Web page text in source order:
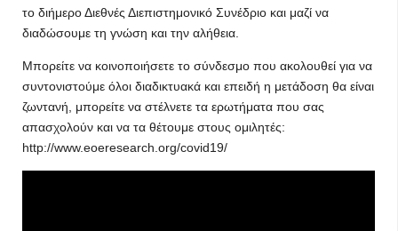
το διήμερο Διεθνές Διεπιστημονικό Συνέδριο και μαζί να
διαδώσουμε τη γνώση και την αλήθεια.
Μπορείτε να κοινοποιήσετε το σύνδεσμο που ακολουθεί για να
συντονιστούμε όλοι διαδικτυακά και επειδή η μετάδοση θα είναι
ζωντανή, μπορείτε να στέλνετε τα ερωτήματα που σας
απασχολούν και να τα θέτουμε στους ομιλητές:
http://www.eoeresearch.org/covid19/